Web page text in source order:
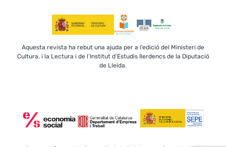
Aquesta revista ha rebut una ajuda per a l’edició del Ministeri de
Cultura, i la Lectura i de l’Institut d’Estudis Ilerdencs de la Diputació
de Lleida.